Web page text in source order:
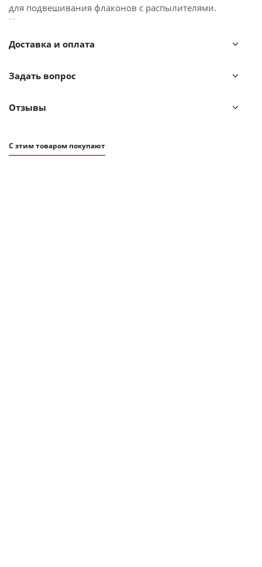
для подвешивания флаконов с распылителями.
Крепления входят в комплект.
Следует протирать влажной тканью без использования
Доставка и оплата
Задать вопрос
Отзывы
С этим товаром покупают